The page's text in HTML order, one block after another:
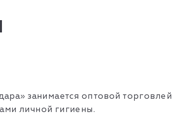
занимается оптовой торговлей
личной гигиены.